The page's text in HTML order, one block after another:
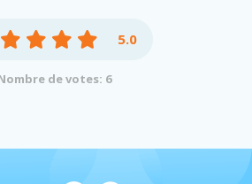
5.0
de votes: 6